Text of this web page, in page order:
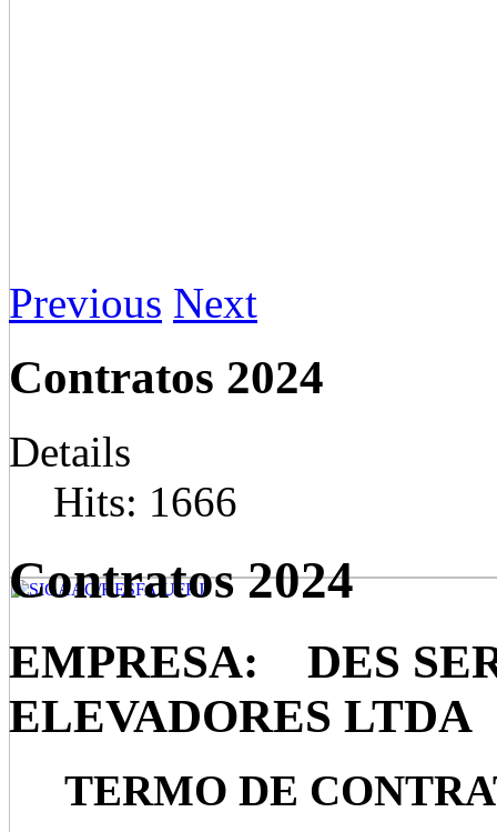
Previous Next
Contratos 2024
Details
Hits: 1666
Contratos 2024
EMPRESA: DES
ELEVADORES LTDA
TERMO DE